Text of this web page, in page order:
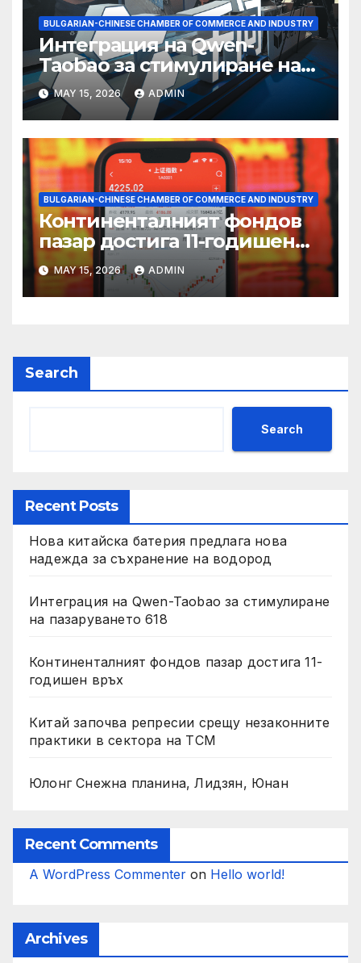
BULGARIAN-CHINESE CHAMBER OF COMMERCE AND INDUSTRY
Интеграция на Qwen-
Taobao за стимулиране на
пазаруването 618
MAY 15, 2026 ADMIN
BULGARIAN-CHINESE CHAMBER OF COMMERCE AND INDUSTRY
Континенталният фондов
пазар достига 11-годишен
връх
MAY 15, 2026 ADMIN
Search
Search
Recent Posts
Нова китайска батерия предлага нова
надежда за съхранение на водород
Интеграция на Qwen-Taobao за стимулиране
на пазаруването 618
Континенталният фондов пазар достига 11-
годишен връх
Китай започва репресии срещу незаконните
практики в сектора на TCM
Юлонг Снежна планина, Лидзян, Юнан
Recent Comments
A WordPress Commenter on Hello world!
Archives